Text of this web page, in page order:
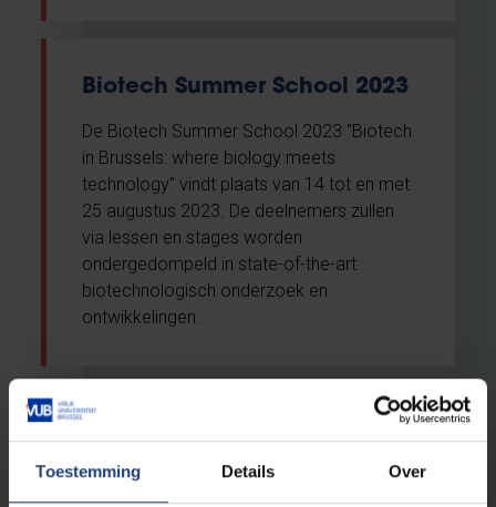
Toestemming Details Over
Biotech Summer School 2023
De Biotech Summer School 2023 "Biotech
in Brussels: where biology meets
technology" vindt plaats van 14 tot en met
25 augustus 2023. De deelnemers zullen
via lessen en stages worden
ondergedompeld in state-of-the-art
biotechnologisch onderzoek en
ontwikkelingen.
gesprek over migratie en